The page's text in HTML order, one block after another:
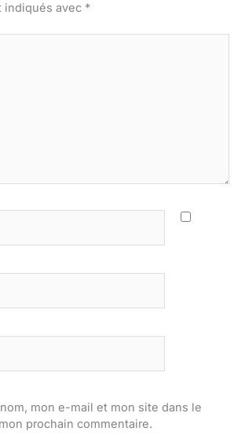
indiqués avec *
mon e-mail et mon site dans le
prochain commentaire.